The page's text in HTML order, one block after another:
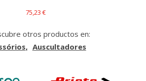
75,23 €
otros productos en:
Auscultadores